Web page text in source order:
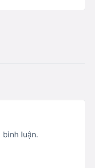
luận.